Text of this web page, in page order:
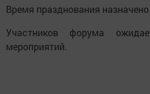
Время празднования
Участников форума
мероприятий.